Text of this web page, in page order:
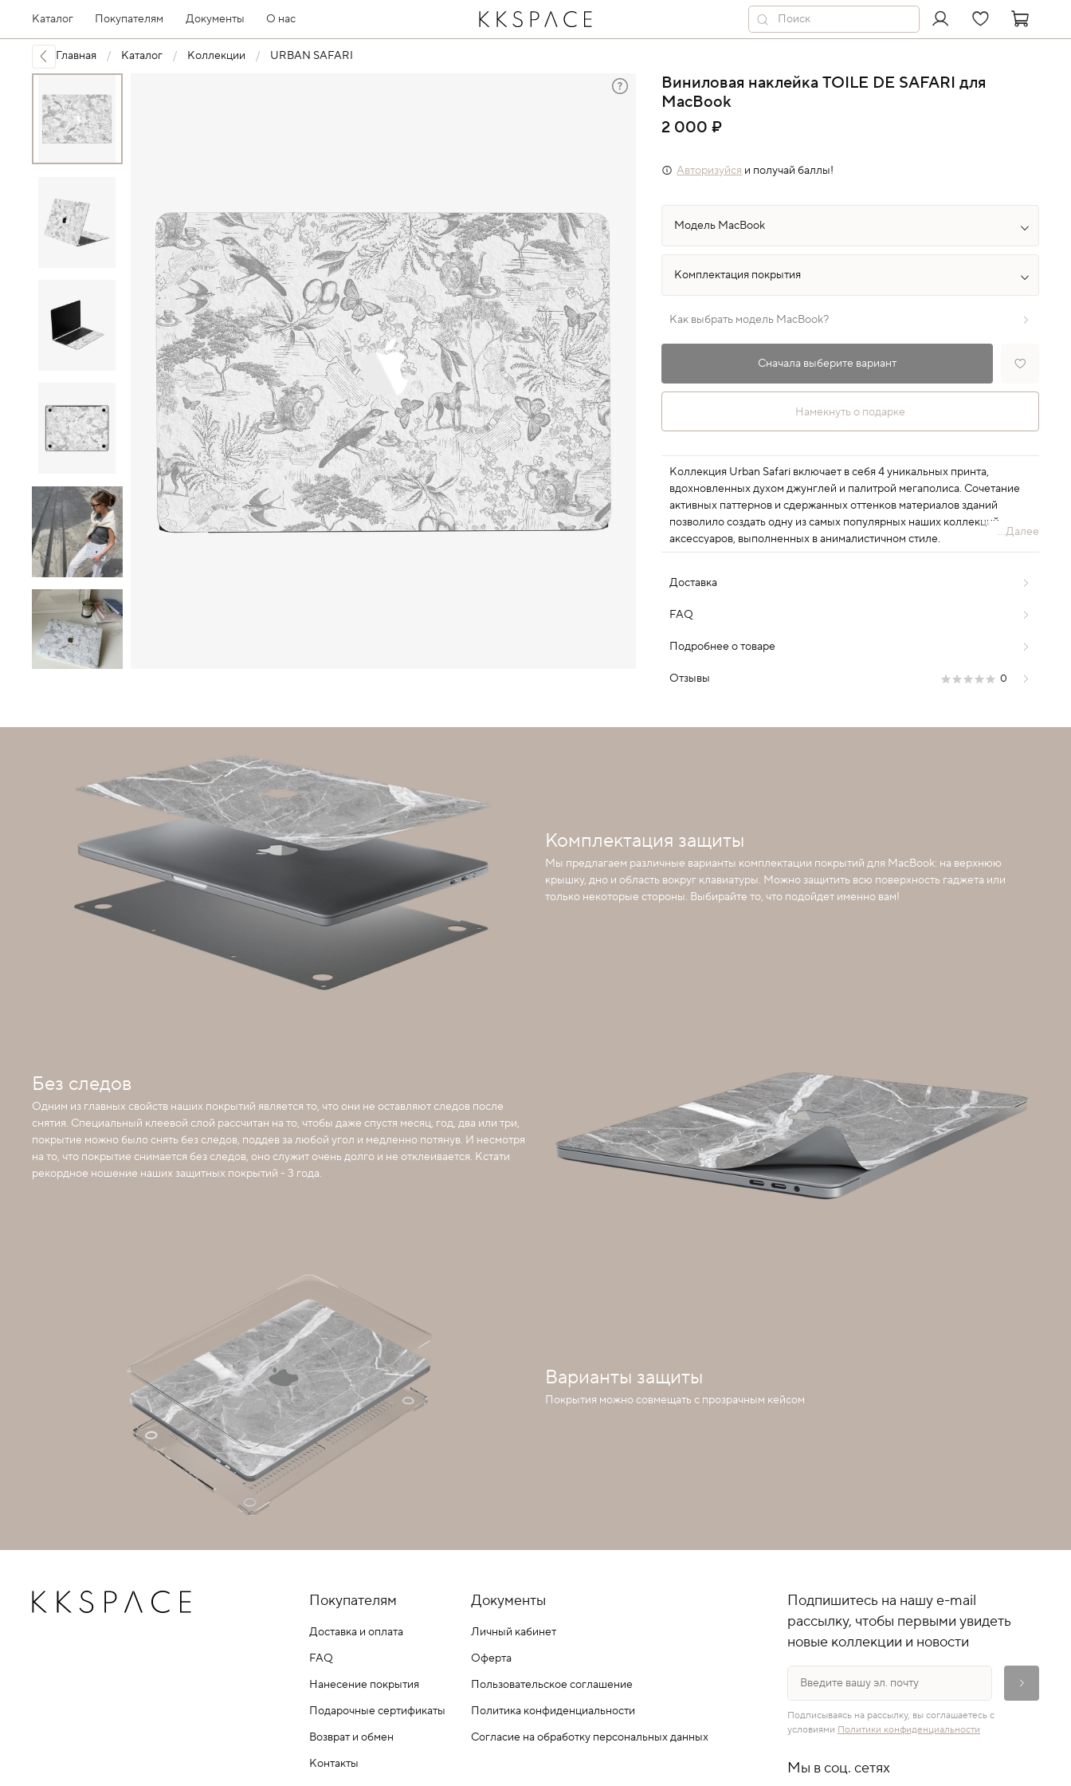
Каталог Покупателям Документы О нас
Главная Каталог Коллекции URBAN SAFARI
Виниловая наклейка TOILE DE SAFARI для
MacBook
2 000 ₽
Авторизуйся и получай баллы!
Сначала выберите вариант
Как выбрать модель MacBook?
Намекнуть о подарке
Коллекция Urban Safari включает в себя 4 уникальных принта,
вдохновленных духом джунглей и палитрой мегаполиса. Сочетание
активных паттернов и сдержанных оттенков материалов зданий
позволило создать одну из самых популярных наших коллекций
аксессуаров, выполненных в анималистичном стиле.
...Далее
Доставка
FAQ
Подробнее о товаре
Отзывы 0
Комплектация защиты
Мы предлагаем различные варианты комплектации покрытий для MacBook: на верхнюю
крышку, дно и область вокруг клавиатуры. Можно защитить всю поверхность гаджета или
только некоторые стороны. Выбирайте то, что подойдет именно вам!
Без следов
Одним из главных свойств наших покрытий является то, что они не оставляют следов после
снятия. Специальный клеевой слой рассчитан на то, чтобы даже спустя месяц, год, два или три,
покрытие можно было снять без следов, поддев за любой угол и медленно потянув. И несмотря
на то, что покрытие снимается без следов, оно служит очень долго и не отклеивается. Кстати
рекордное ношение наших защитных покрытий - 3 года.
Варианты защиты
Покрытия можно совмещать с прозрачным кейсом
Покупателям
Доставка и оплата
FAQ
Нанесение покрытия
Подарочные сертификаты
Возврат и обмен
Контакты
Документы
Личный кабинет
Оферта
Пользовательское соглашение
Политика конфиденциальности
Согласие на обработку персональных данных
Подпишитесь на нашу e-mail
рассылку, чтобы первыми увидеть
новые коллекции и новости
Подписываясь на рассылку, вы соглашаетесь с
условиями Политики конфиденциальности
Мы в соц. сетях